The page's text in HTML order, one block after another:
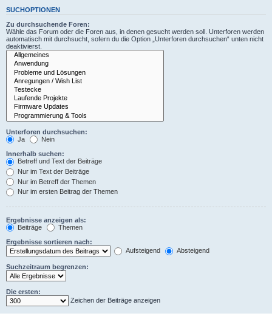
SUCHOPTIONEN
Zu durchsuchende Foren:
Wähle das Forum oder die Foren aus, in denen gesucht werden soll. Unterforen werden
automatisch mit durchsucht, sofern du die Option „Unterforen durchsuchen“ unten nicht
deaktivierst.
Unterforen durchsuchen:
Ja
Nein
Innerhalb suchen:
Betreff und Text der Beiträge
Nur im Text der Beiträge
Nur im Betreff der Themen
Nur im ersten Beitrag der Themen
Ergebnisse anzeigen als:
Beiträge
Themen
Ergebnisse sortieren nach:
Aufsteigend
Absteigend
Suchzeitraum begrenzen:
Die ersten:
Zeichen der Beiträge anzeigen